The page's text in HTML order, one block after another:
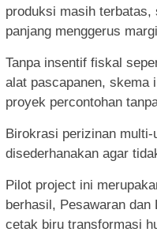
produksi masih
panjang menggerus
Tanpa insentif fiskal
alat pascapanen, skema
proyek percontohan
Birokrasi perizinan
disederhanakan agar
Pilot project ini
berhasil, Pesawaran dan
cetak biru transformasi